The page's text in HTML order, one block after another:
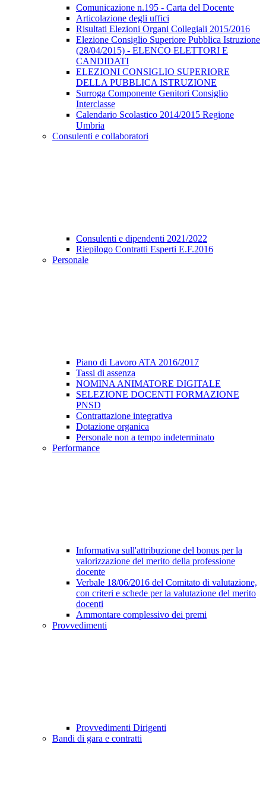
Comunicazione n.195 - Carta del Docente
Articolazione degli uffici
Risultati Elezioni Organi Collegiali 2015/2016
Elezione Consiglio Superiore Pubblica Istruzione
(28/04/2015) - ELENCO ELETTORI E
CANDIDATI
ELEZIONI CONSIGLIO SUPERIORE
DELLA PUBBLICA ISTRUZIONE
Surroga Componente Genitori Consiglio
Interclasse
Calendario Scolastico 2014/2015 Regione
Umbria
Consulenti e collaboratori
Consulenti e dipendenti 2021/2022
Riepilogo Contratti Esperti E.F.2016
Personale
Piano di Lavoro ATA 2016/2017
Tassi di assenza
NOMINA ANIMATORE DIGITALE
SELEZIONE DOCENTI FORMAZIONE
PNSD
Contrattazione integrativa
Dotazione organica
Personale non a tempo indeterminato
Performance
Informativa sull'attribuzione del bonus per la
valorizzazione del merito della professione
docente
Verbale 18/06/2016 del Comitato di valutazione,
con criteri e schede per la valutazione del merito
docenti
Ammontare complessivo dei premi
Provvedimenti
Provvedimenti Dirigenti
Bandi di gara e contratti